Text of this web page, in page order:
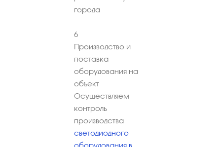
города
6
Производство и
поставка
оборудования на
объект
Осуществляем
контроль
производства
светодиодного
оборудования в